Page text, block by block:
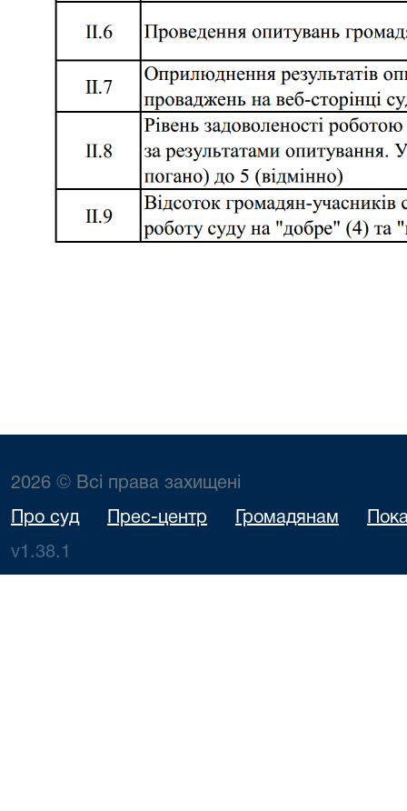
2026 © Всі права захищені
Про суд Прес-центр Громадянам
v1.38.1